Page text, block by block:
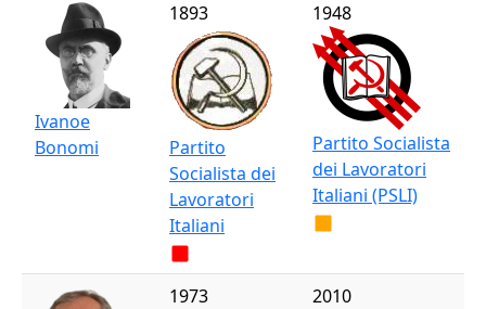
Ivanoe
Bonomi
1893
Partito
Socialista dei
Lavoratori
Italiani
1948
Partito Socialista
dei Lavoratori
Italiani (PSLI)
1973 2010